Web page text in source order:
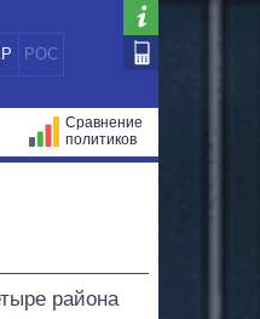
РОС
Сравнение
политиков
района